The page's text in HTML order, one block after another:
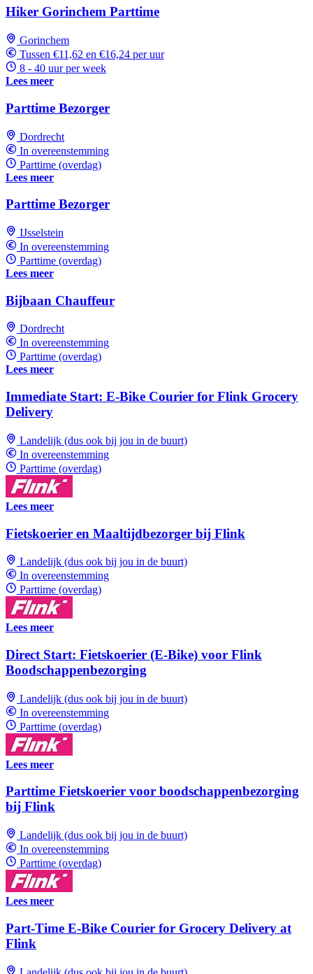
Hiker Gorinchem Parttime
Gorinchem
Tussen €11,62 en €16,24 per uur
8 - 40 uur per week
Lees meer
Parttime Bezorger
Dordrecht
In overeenstemming
Parttime (overdag)
Lees meer
Parttime Bezorger
IJsselstein
In overeenstemming
Parttime (overdag)
Lees meer
Bijbaan Chauffeur
Dordrecht
In overeenstemming
Parttime (overdag)
Lees meer
Immediate Start: E-Bike Courier for Flink Grocery
Delivery
Landelijk (dus ook bij jou in de buurt)
In overeenstemming
Parttime (overdag)
Lees meer
Fietskoerier en Maaltijdbezorger bij Flink
Landelijk (dus ook bij jou in de buurt)
In overeenstemming
Parttime (overdag)
Lees meer
Direct Start: Fietskoerier (E-Bike) voor Flink
Boodschappenbezorging
Landelijk (dus ook bij jou in de buurt)
In overeenstemming
Parttime (overdag)
Lees meer
Parttime Fietskoerier voor boodschappenbezorging
bij Flink
Landelijk (dus ook bij jou in de buurt)
In overeenstemming
Parttime (overdag)
Lees meer
Part-Time E-Bike Courier for Grocery Delivery at
Flink